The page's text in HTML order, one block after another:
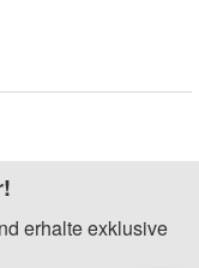
erhalte exklusive